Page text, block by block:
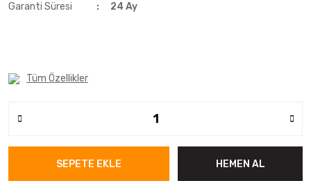
Garanti Süresi
24 Ay
Tüm Özellikler
SEPETE EKLE HEMEN AL